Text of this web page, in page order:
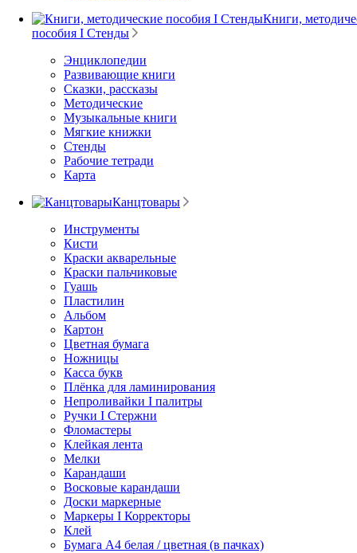
Книги,
пособия I Стенды
Энциклопедии
Развивающие книги
Сказки, рассказы
Методические
Музыкальные книги
Мягкие книжки
Стенды
Рабочие тетради
Карта
Канцтовары
Инструменты
Кисти
Краски акварельные
Краски пальчиковые
Гуашь
Пластилин
Альбом
Картон
Цветная бумага
Ножницы
Касса букв
Плёнка для ламинирования
Непроливайки I палитры
Ручки I Стержни
Фломастеры
Клейкая лента
Мелки
Карандаши
Восковые карандаши
Доски маркерные
Маркеры I Корректоры
Клей
Бумага А4 белая / цветная (в пачках)